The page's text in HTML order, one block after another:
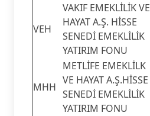
VEH
VAKIF EMEKLİLİK VE
HAYAT A.Ş. HİSSE
SENEDİ EMEKLİLİK
YATIRIM FONU
MHH
METLİFE EMEKLİLK
VE HAYAT A.Ş.HİSSE
SENEDİ EMEKLİLİK
YATIRIM FONU